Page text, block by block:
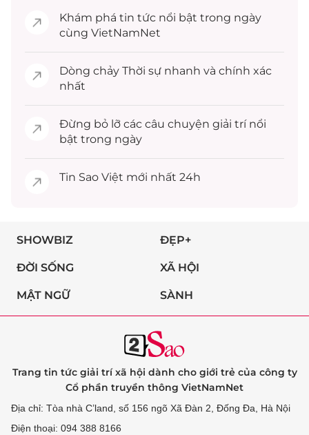
Khám phá tin tức nổi bật trong ngày
cùng VietNamNet
Dòng chảy Thời sự nhanh và chính xác
nhất
Đừng bỏ lỡ các câu chuyện giải trínổi
bật trong ngày
Tin Sao Việt mới nhất 24h
SHOWBIZ ĐẸP+
ĐỜI SỐNG XÃ HỘI
MẬT NGỮ SÀNH
Trang tin tức giải trí xã hội dành cho giới trẻ của công ty
Cổ phần truyền thông VietNamNet
Địa chỉ: Tòa nhà C’land, số 156 ngõ Xã Đàn 2, Đống Đa, Hà Nội
Điện thoại: 094 388 8166